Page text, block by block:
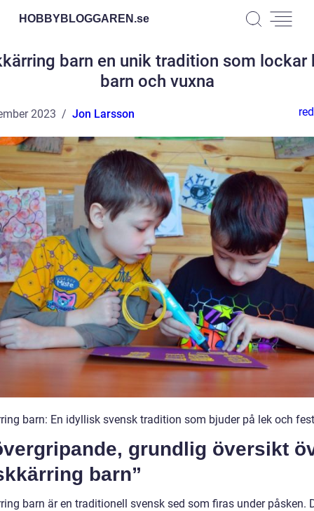
HOBBYBLOGGAREN.se
barn en unik tradition som lockar
barn och vuxna
2023 Jon Larsson
barn: En idyllisk svensk tradition som bjuder på lek och
grundlig översikt
barn”
barn är en traditionell svensk sed som firas under påsken.